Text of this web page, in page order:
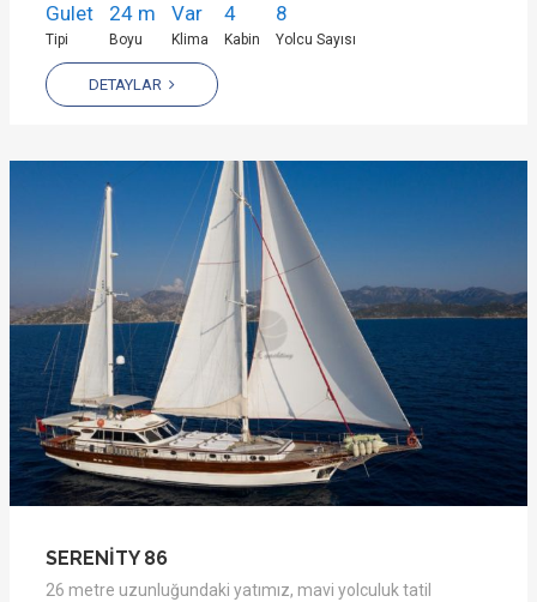
Gulet
Tipi
24 m
Boyu
Var
Klima
4
Kabin
8
Yolcu Sayısı
DETAYLAR
SERENİTY 86
26 metre uzunluğundaki yatımız, mavi yolculuk tatil